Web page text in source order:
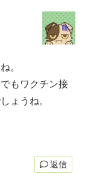
。
もワクチン接
ょうね。
返信